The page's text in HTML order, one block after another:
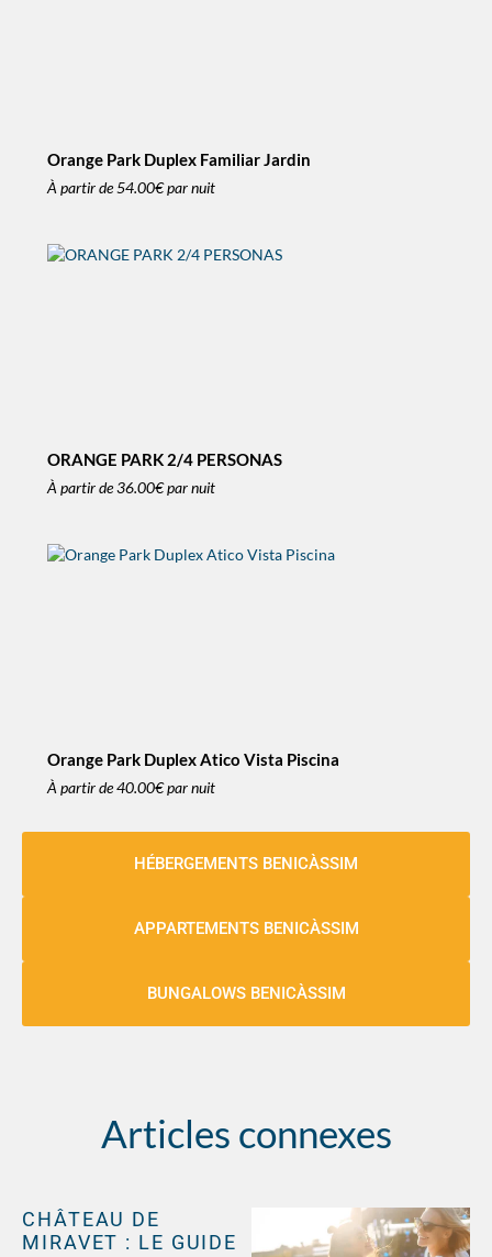
Orange Park Duplex Familiar Jardin
À partir de54.00€par nuit
ORANGE PARK 2/4 PERSONAS
À partir de36.00€par nuit
Orange Park Duplex Atico Vista Piscina
À partir de40.00€par nuit
HÉBERGEMENTS BENICÀSSIM
APPARTEMENTS BENICÀSSIM
BUNGALOWS BENICÀSSIM
Articles connexes
CHÂTEAU DE
MIRAVET : LE GUIDE